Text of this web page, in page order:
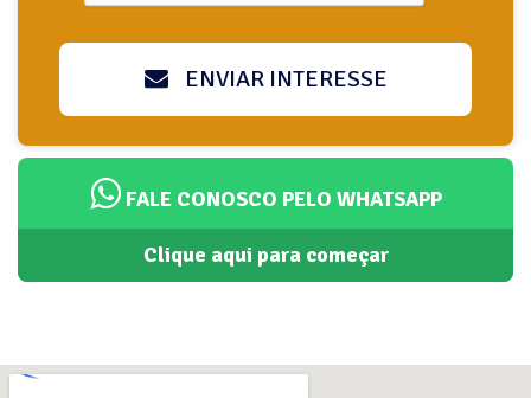
ENVIAR INTERESSE
FALE CONOSCO PELO WHATSAPP
Clique aqui para começar